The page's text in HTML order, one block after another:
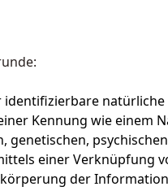
Kennung wie einem
einer Verknüpfung
der